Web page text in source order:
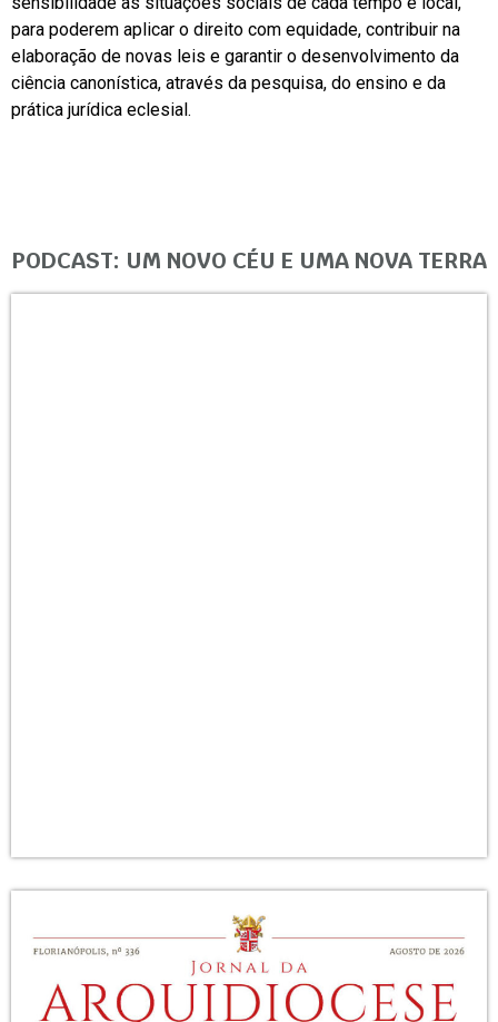
para poderem aplicar o direito com equidade, contribuir na
elaboração de novas leis e garantir o desenvolvimento da
ciência canonística, através da pesquisa, do ensino e da
prática jurídica eclesial.
PODCAST: UM NOVO CÉU E UMA NOVA TERRA